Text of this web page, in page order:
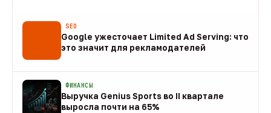
SEO
Google ужесточает Limited Ad Serving: что
это значит для рекламодателей
ФИНАНСЫ
Выручка Genius Sports во II квартале
выросла почти на 65%